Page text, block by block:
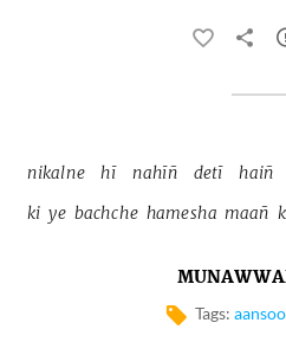
nikalne hī nahīñ detī haiñ
ki ye bachche hamesha maañ
Tags: aansoo